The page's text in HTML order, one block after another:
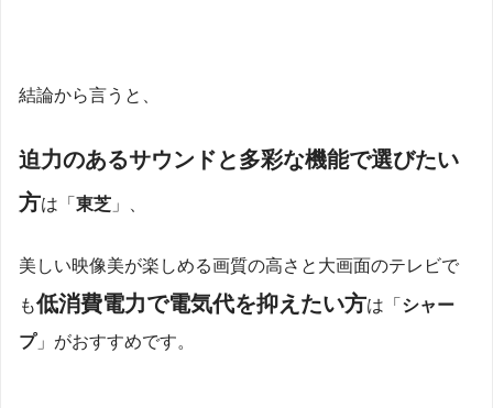
結論から言うと、
迫力のあるサウンドと多彩な機能で選びたい
方は「 東芝 」、
美しい映像美が楽しめる画質の高さと大画面のテレビで
も低消費電力で電気代を抑えたい方は「 シャー
プ」がおすすめです。